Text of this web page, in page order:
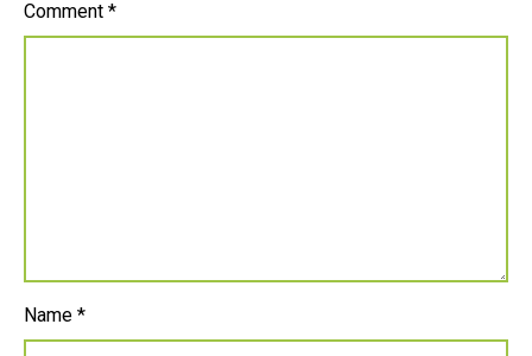
Comment *
Name *